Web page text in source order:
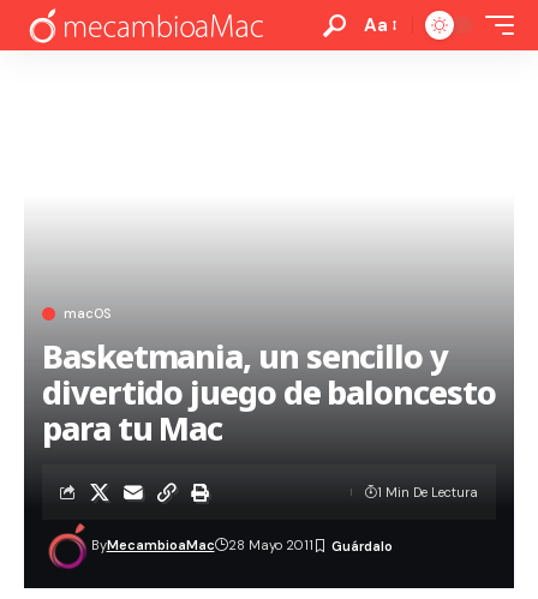
Aa
macOS
Basketmania, un sencillo y
divertido juego de baloncesto
para tu Mac
ByMecambioaMac 28 Mayo 2011
1 Min De Lectura